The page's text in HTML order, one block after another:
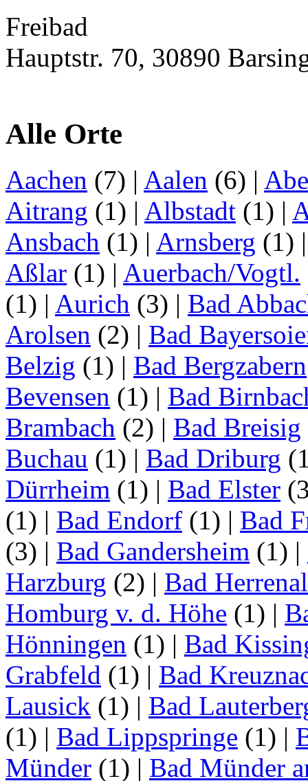
Freibad
Hauptstr. 70, 30890
Alle Orte
Aachen (7) | Aalen (6) |
Aitrang (1) | Albstadt (1) |
Ansbach (1) | Arnsberg (1)
Aßlar (1) | Auerbach/Vogtl.
(1) | Aurich (3) | Bad
Arolsen (2) | Bad
Belzig (1) | Bad Bergzabern
Bevensen (1) | Bad
Brambach (2) | Bad Breisig
Buchau (1) | Bad Driburg
Dürrheim (1) | Bad Elster
(1) | Bad Endorf (1) | Bad
(3) | Bad Gandersheim (1) |
Harzburg (2) | Bad
Homburg v. d. Höhe (1) |
Hönningen (1) | Bad
Grabfeld (1) | Bad
Lausick (1) | Bad
(1) | Bad Lippspringe (1) |
Münder (1) | Bad Münder